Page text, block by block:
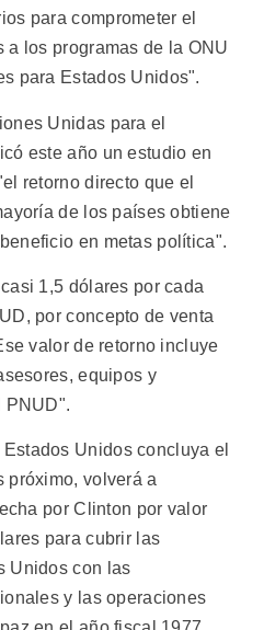
para comprometer el
a los programas de la ONU
para Estados Unidos".
Unidas para el
este año un estudio en
retorno directo que el
de los países obtiene
en metas política".
1,5 dólares por cada
por concepto de venta
valor de retorno incluye
equipos y
PNUD".
Unidos concluya el
próximo, volverá a
por Clinton por valor
para cubrir las
Unidos con las
y las operaciones